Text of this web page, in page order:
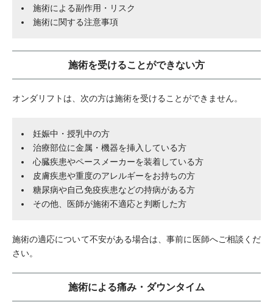
施術による副作用・リスク
施術に関する注意事項
施術を受けることができない方
オンダリフトは、次の方は施術を受けることができません。
妊娠中・授乳中の方
治療部位に金属・機器を挿入している方
心臓疾患やペースメーカーを装着している方
皮膚疾患や重度のアレルギーをお持ちの方
糖尿病や自己免疫疾患などの持病がある方
その他、医師が施術不適応と判断した方
施術の適応について不安がある場合は、事前に医師へご相談くだ
さい。
施術による痛み・ダウンタイム